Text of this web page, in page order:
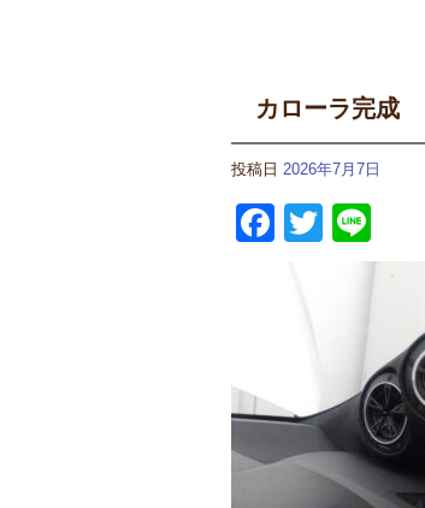
カローラ完成
投稿日 2026年7月7日
Facebook
Twitter